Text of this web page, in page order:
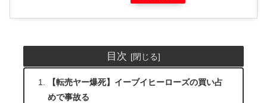
目次
【転売ヤー爆死】イーブイヒーローズの買い占
めで事故る